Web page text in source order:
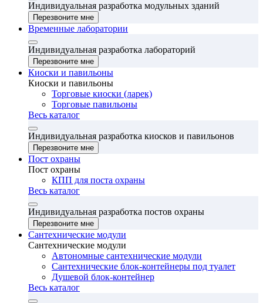
Индивидуальная разработка модульных зданий
Перезвоните мне
Временные лаборатории
Индивидуальная разработка лабораторий
Перезвоните мне
Киоски и павильоны
Киоски и павильоны
Торговые киоски (ларек)
Торговые павильоны
Весь каталог
Индивидуальная разработка киосков и павильонов
Перезвоните мне
Пост охраны
Пост охраны
КПП для поста охраны
Весь каталог
Индивидуальная разработка постов охраны
Перезвоните мне
Сантехнические модули
Сантехнические модули
Автономные сантехнические модули
Сантехнические блок-контейнеры под туалет
Душевой блок-контейнер
Весь каталог